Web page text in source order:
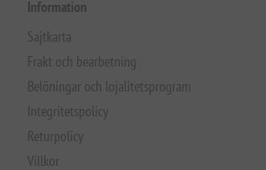
Information
Sajtkarta
Frakt och bearbetning
Belöningar och lojalitetsprogram
Integritetspolicy
Returpolicy
Villkor